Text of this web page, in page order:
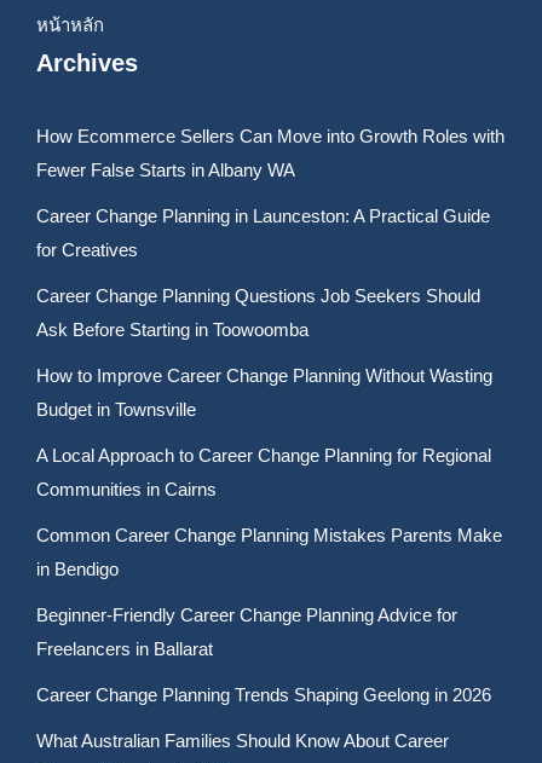
หน้าหลัก
Archives
How Ecommerce Sellers Can Move into Growth Roles with
Fewer False Starts in Albany WA
Career Change Planning in Launceston: A Practical Guide
for Creatives
Career Change Planning Questions Job Seekers Should
Ask Before Starting in Toowoomba
How to Improve Career Change Planning Without Wasting
Budget in Townsville
A Local Approach to Career Change Planning for Regional
Communities in Cairns
Common Career Change Planning Mistakes Parents Make
in Bendigo
Beginner-Friendly Career Change Planning Advice for
Freelancers in Ballarat
Career Change Planning Trends Shaping Geelong in 2026
What Australian Families Should Know About Career